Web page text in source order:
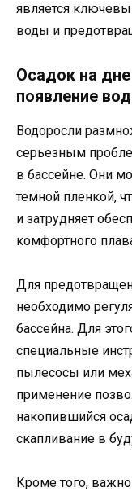
является
воды и
Осадок на
появление
Водоросли
серьезным
в бассейне. Они
темной пленкой,
и затрудняет
комфортного
Для
необходимо
бассейна. Для
специальные
пылесосы или
применение
накопившийся
скапливание в
Кроме того,